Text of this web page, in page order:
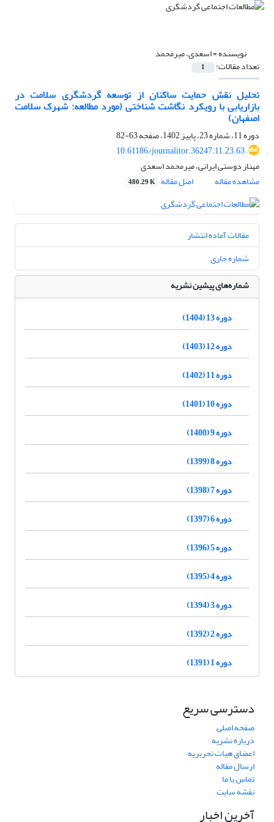
نویسنده =اسعدی، میرمحمد
تعداد مقالات: 1
تحلیل نقش حمایت ساکنان از توسعه گردشگری سلامت در
بازاریابی با رویکرد نگاشت شناختی (مورد مطالعه: شهرک سلامت
اصفهان)
دوره 11، شماره 23، پاییز 1402، صفحه
63-82
10.61186/journalitor.36247.11.23.63
مهناز دوستی ایرانی، میرمحمد اسعدی
مشاهده مقاله
اصل مقاله 480.29 K
مقالات آماده انتشار
شماره جاری
شماره‌های پیشین نشریه
دوره 13 (1404)
دوره 12 (1403)
دوره 11 (1402)
دوره 10 (1401)
دوره 9 (1400)
دوره 8 (1399)
دوره 7 (1398)
دوره 6 (1397)
دوره 5 (1396)
دوره 4 (1395)
دوره 3 (1394)
دوره 2 (1392)
دوره 1 (1391)
دسترسی سریع
صفحه اصلی
درباره نشریه
اعضای هیات تحریریه
ارسال مقاله
تماس با ما
نقشه سایت
آخرین اخبار